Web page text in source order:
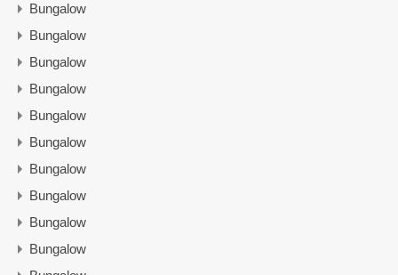
Bungalow
Bungalow
Bungalow
Bungalow
Bungalow
Bungalow
Bungalow
Bungalow
Bungalow
Bungalow